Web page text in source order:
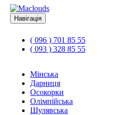
Навігація
( 096 ) 701 85 55
( 093 ) 328 85 55
Мінська
Дарниця
Осокорки
Олімпійська
Шулявська